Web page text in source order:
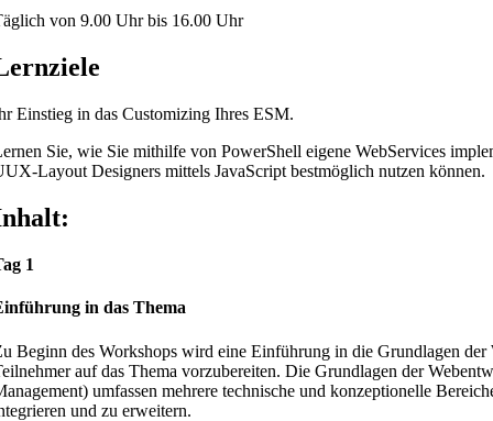
von 9.00 Uhr bis 16.00 Uhr
Einstieg in das Customizing Ihres ESM.
Sie, wie Sie mithilfe von PowerShell eigene WebServices
Layout Designers mittels JavaScript bestmöglich nutzen können.
1
in das Thema
Beginn des Workshops wird eine Einführung in die Grundlagen
auf das Thema vorzubereiten. Die Grundlagen der
umfassen mehrere technische und konzeptionelle
und zu erweitern.